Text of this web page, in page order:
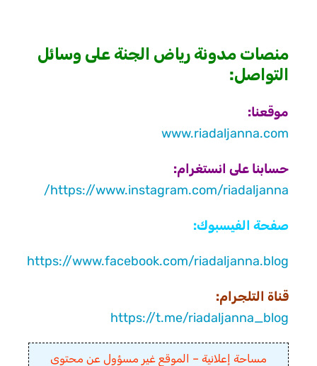
منصات مدونة رياض الجنة على وسائل
التواصل:
موقعنا:
www.riadaljanna.com
حسابنا على انستغرام:
https://www.instagram.com/riadaljanna/
صفحة الفيسبوك:
https://www.facebook.com/riadaljanna.blog
قناة التلجرام:
https://t.me/riadaljanna_blog
مساحة إعلانية – الموقع غير مسؤول عن محتوى